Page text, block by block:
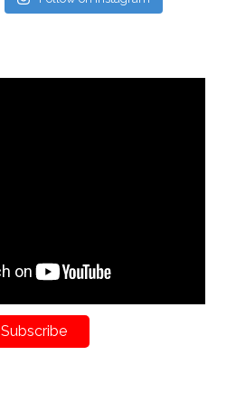
Subscribe